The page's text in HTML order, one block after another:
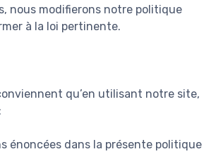
nous modifierons notre politique
à la loi pertinente.
qu’en utilisant notre site,
énoncées dans la présente politique